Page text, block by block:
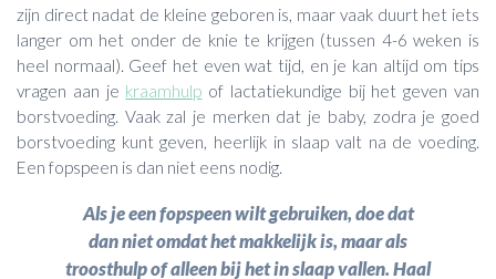
zijn direct nadat de kleine geboren is, maar vaak duurt het iets
langer om het onder de knie te krijgen (tussen 4-6 weken is
heel normaal). Geef het even wat tijd, en je kan altijd om tips
vragen aan je kraamhulp of lactatiekundige bij het geven van
borstvoeding. Vaak zal je merken dat je baby, zodra je goed
borstvoeding kunt geven, heerlijk in slaap valt na de voeding.
Een fopspeen is dan niet eens nodig.
Als je een fopspeen wilt gebruiken, doe dat
dan niet omdat het makkelijk is, maar als
troosthulp of alleen bij het in slaap vallen. Haal